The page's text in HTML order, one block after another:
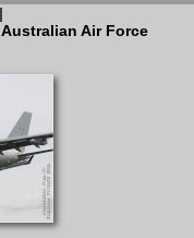
Air Force